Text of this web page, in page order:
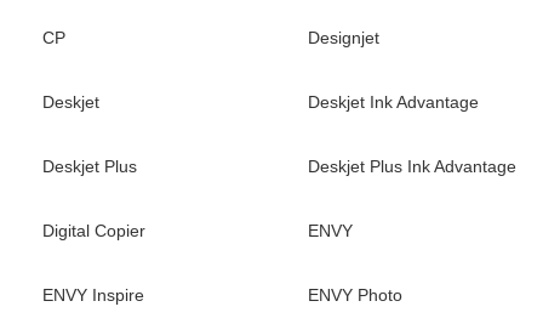
CP Designjet
Deskjet Deskjet Ink Advantage
Deskjet Plus Deskjet Plus Ink Advantage
Digital Copier ENVY
ENVY Inspire ENVY Photo